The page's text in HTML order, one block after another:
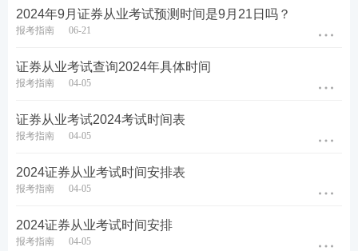
第五步：没报考的的新考生需上传个人寸照，老考生
无需上传，沿用原来的照片即可。
2024年9月证券从业考试预测时间是9月21日吗？
报考指南 06-21
证券从业考试查询2024年具体时间
报考指南 04-05
证券从业考试2024考试时间表
报考指南 04-05
2024证券从业考试时间安排表
报考指南 04-05
2024证券从业考试时间安排
报考指南 04-05